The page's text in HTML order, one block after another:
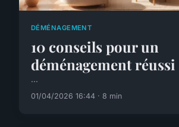
DÉMÉNAGEMENT
10 conseils pour un
déménagement
...
01/04/2026 16:44 · 8 min